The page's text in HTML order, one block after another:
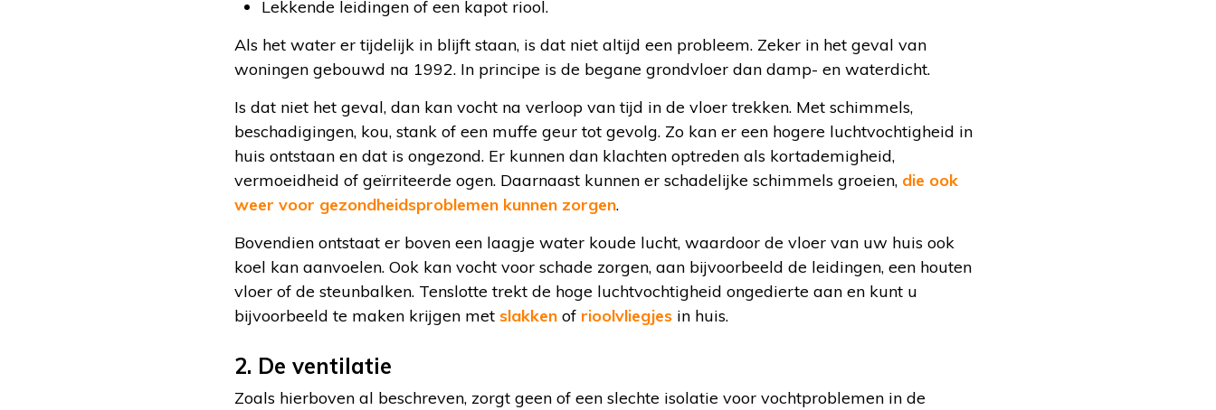
Lekkende leidingen of een kapot riool.
Als het water er tijdelijk in blijft staan, is dat niet altijd een probleem. Zeker in het geval van
woningen gebouwd na 1992. In principe is de begane grondvloer dan damp- en waterdicht.
Is dat niet het geval, dan kan vocht na verloop van tijd in de vloer trekken. Met schimmels,
beschadigingen, kou, stank of een muffe geur tot gevolg. Zo kan er een hogere luchtvochtigheid in
huis ontstaan en dat is ongezond. Er kunnen dan klachten optreden als kortademigheid,
vermoeidheid of geïrriteerde ogen. Daarnaast kunnen er schadelijke schimmels groeien, die ook
weer voor gezondheidsproblemen kunnen zorgen.
Bovendien ontstaat er boven een laagje water koude lucht, waardoor de vloer van uw huis ook
koel kan aanvoelen. Ook kan vocht voor schade zorgen, aan bijvoorbeeld de leidingen, een houten
vloer of de steunbalken. Tenslotte trekt de hoge luchtvochtigheid ongedierte aan en kunt u
bijvoorbeeld te maken krijgen met slakken of rioolvliegjes in huis.
2. De ventilatie
Zoals hierboven al beschreven, zorgt geen of een slechte isolatie voor vochtproblemen in de